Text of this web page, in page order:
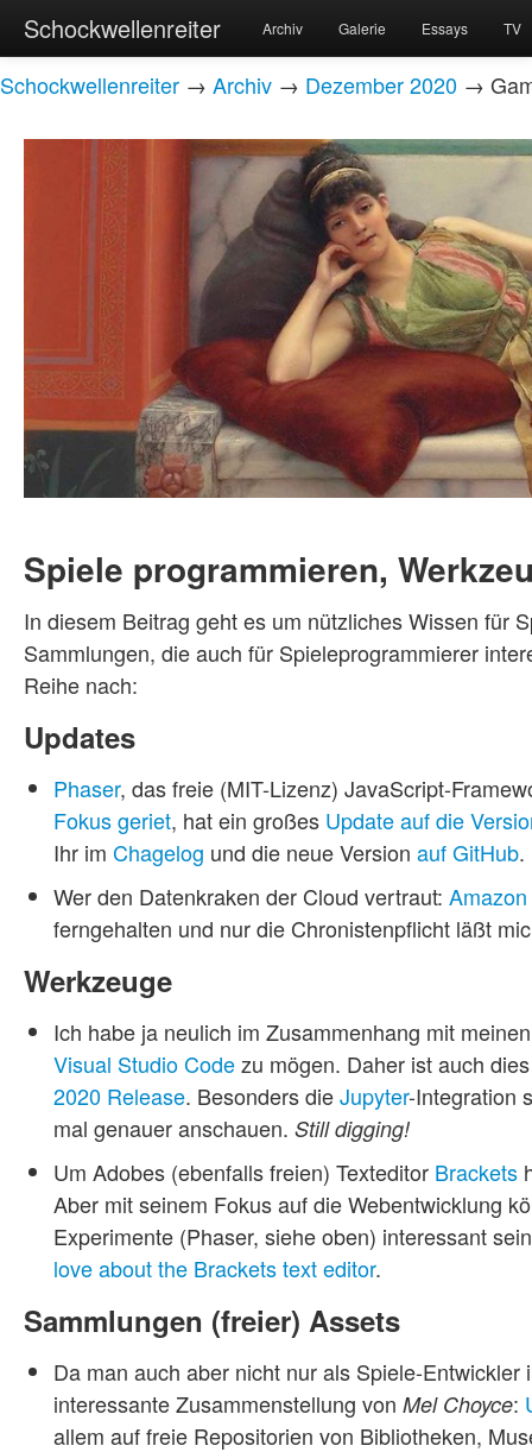
Schockwellenreiter Archiv Galerie Essays TV
Schockwellenreiter → Archiv → Dezember 2020 →
Spiele programmieren,
In diesem Beitrag geht es um nützliches Wissen für
Sammlungen, die auch für Spieleprogrammierer
Reihe nach:
Updates
Phaser, das freie (MIT-Lizenz) JavaScript-
Fokus geriet, hat ein großes Update auf die
Ihr im Chagelog und die neue Version auf GitHub.
Wer den Datenkraken der Cloud vertraut:
ferngehalten und nur die Chronistenpflicht läßt
Werkzeuge
Ich habe ja neulich im Zusammenhang mit
Visual Studio Codezu mögen. Daher ist auch
2020 Release. Besonders dieJupyter-Integration
mal genauer anschauen. Still digging!
Um Adobes (ebenfalls freien) Texteditor Brackets
Aber mit seinem Fokus auf die Webentwicklung
Experimente (Phaser, siehe oben) interessant
love about the Brackets text editor.
Sammlungen (freier) Assets
Da man auch aber nicht nur als Spiele-
interessante Zusammenstellung von Mel Choyce:
allem auf freie Repositorien von Bibliotheken,